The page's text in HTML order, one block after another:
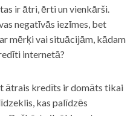
ir ātri, ērti un vienkārši.
negatīvās iezīmes, bet
mērķi vai situācijām, kādam
internetā?
ātrais kredīts ir domāts tikai
kas palīdzēs